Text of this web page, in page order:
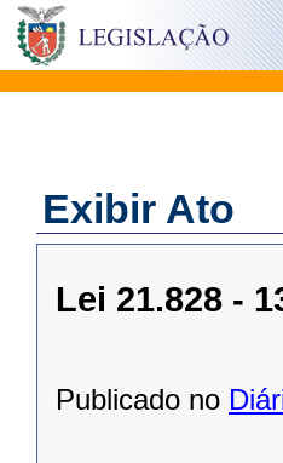
Exibir Ato
Lei 21.828 -
Publicado no